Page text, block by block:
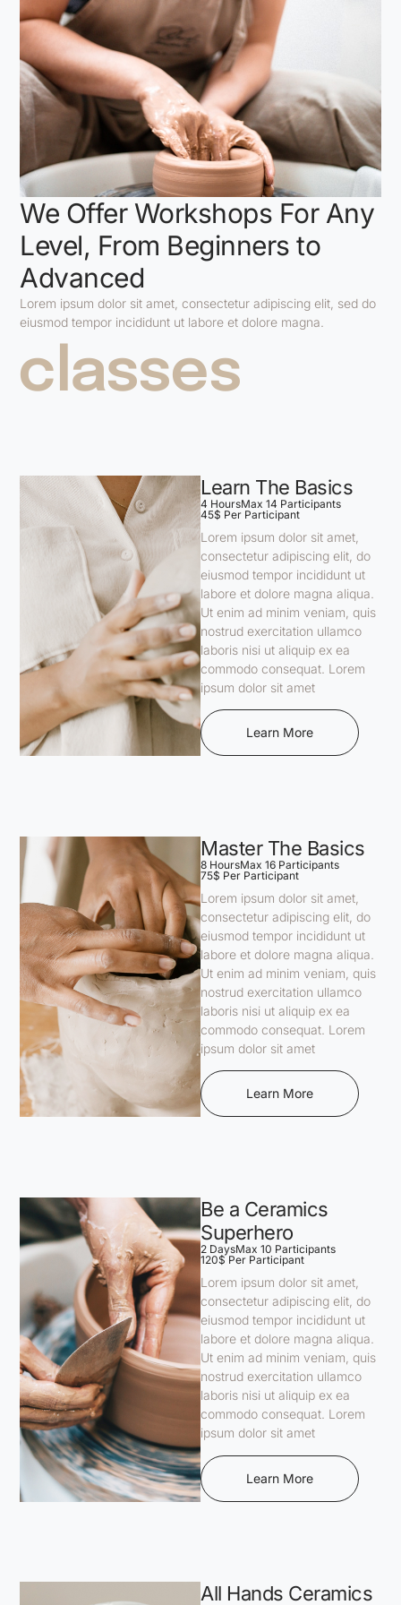
We Offer Workshops For Any
Level, From Beginners to
Advanced
Lorem ipsum dolor sit amet, consectetur adipiscing elit, sed do
eiusmod tempor incididunt ut labore et dolore magna.
classes
Learn The Basics
4 HoursMax 14 Participants
45$ Per Participant
Lorem ipsum dolor sit amet,
consectetur adipiscing elit, do
eiusmod tempor incididunt ut
labore et dolore magna aliqua.
Ut enim ad minim veniam, quis
nostrud exercitation ullamco
laboris nisi ut aliquip ex ea
commodo consequat. Lorem
ipsum dolor sit amet
Learn More
Master The Basics
8 HoursMax 16 Participants
75$ Per Participant
Lorem ipsum dolor sit amet,
consectetur adipiscing elit, do
eiusmod tempor incididunt ut
labore et dolore magna aliqua.
Ut enim ad minim veniam, quis
nostrud exercitation ullamco
laboris nisi ut aliquip ex ea
commodo consequat. Lorem
ipsum dolor sit amet
Learn More
Be a Ceramics
Superhero
2 DaysMax 10 Participants
120$ Per Participant
Lorem ipsum dolor sit amet,
consectetur adipiscing elit, do
eiusmod tempor incididunt ut
labore et dolore magna aliqua.
Ut enim ad minim veniam, quis
nostrud exercitation ullamco
laboris nisi ut aliquip ex ea
commodo consequat. Lorem
ipsum dolor sit amet
Learn More
All Hands Ceramics